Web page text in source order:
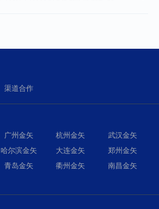
渠道合作
广州金矢 杭州金矢
武汉金矢
哈尔滨金矢 大连金矢
郑州金矢
青岛金矢 衢州金矢
南昌金矢